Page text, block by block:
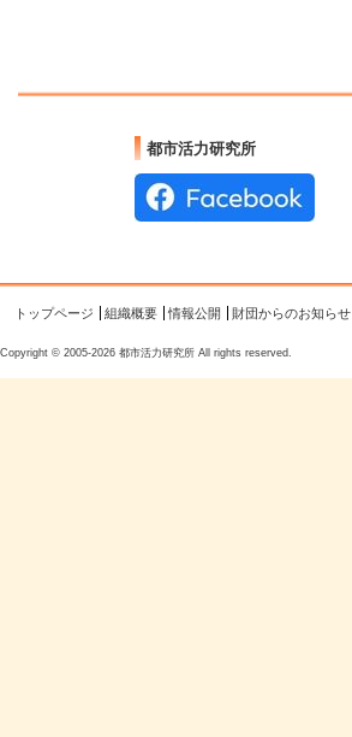
都市活力研究所
トップページ 組織概要 情報公開 財団からのお知らせ
Copyright © 2005-2026 都市活力研究所 All rights reserved.